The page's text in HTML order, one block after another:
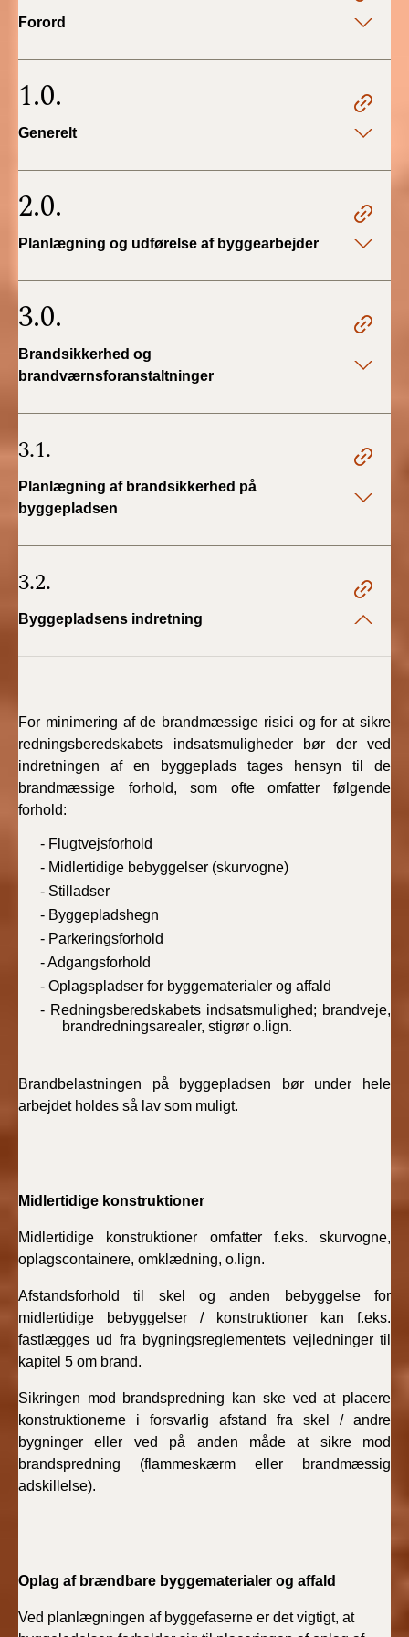
2021)
BR18 (1/7-31/12
2020)
BR18 (1/1-9/3 2020)
BR18 (1/1-4/7 2019)
2018)
2018)
BR15 (2015-2018)
2010)
Forord
1.0.
Generelt
2.0.
Planlægning og udførelse af byggearbejder
3.0.
Brandsikkerhed og
brandværnsforanstaltninger
3.1.
Planlægning af brandsikkerhed på
byggepladsen
3.2.
Byggepladsens indretning
For minimering af de brandmæssige risici og for at sikre
redningsberedskabets indsatsmuligheder bør der ved
indretningen af en byggeplads tages hensyn til de
brandmæssige forhold, som ofte omfatter følgende
forhold:
- Flugtvejsforhold
- Midlertidige bebyggelser (skurvogne)
- Stilladser
- Byggepladshegn
- Parkeringsforhold
- Adgangsforhold
- Oplagspladser for byggematerialer og affald
- Redningsberedskabets indsatsmulighed; brandveje,
brandredningsarealer, stigrør o.lign.
Brandbelastningen på byggepladsen bør under hele
arbejdet holdes så lav som muligt.
Midlertidige konstruktioner
Midlertidige konstruktioner omfatter f.eks. skurvogne,
oplagscontainere, omklædning, o.lign.
Afstandsforhold til skel og anden bebyggelse for
midlertidige bebyggelser / konstruktioner kan f.eks.
fastlægges ud fra bygningsreglementets vejledninger til
kapitel 5 om brand.
Sikringen mod brandspredning kan ske ved at placere
konstruktionerne i forsvarlig afstand fra skel / andre
bygninger eller ved på anden måde at sikre mod
brandspredning (flammeskærm eller brandmæssig
adskillelse).
Oplag af brændbare byggematerialer og affald
Ved planlægningen af byggefaserne er det vigtigt, at